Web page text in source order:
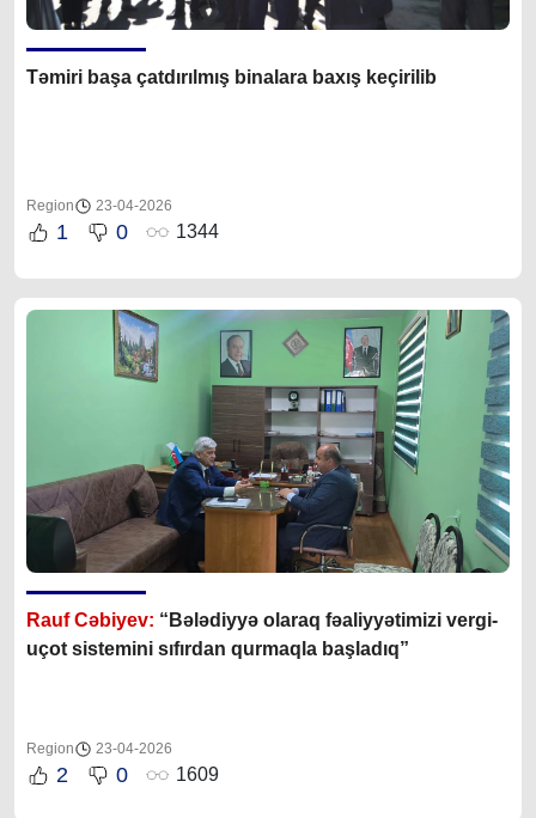
Təmiri başa çatdırılmış binalara baxış keçirilib
Region 23-04-2026
1 0 1344
Rauf Cəbiyev: “Bələdiyyə olaraq fəaliyyətimizi vergi-
uçot sistemini sıfırdan qurmaqla başladıq”
Region 23-04-2026
2 0 1609